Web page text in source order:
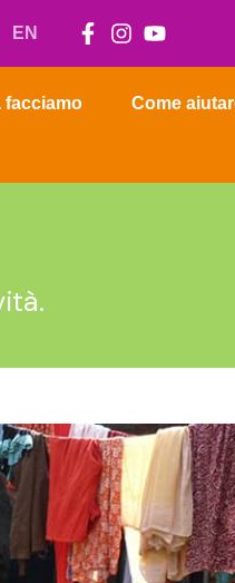
EN
facciamo Come